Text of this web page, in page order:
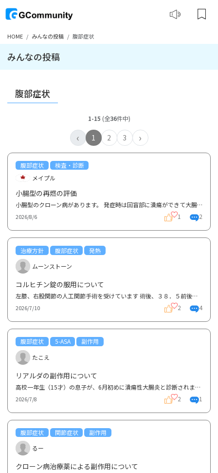
HOME みんなの投稿 腹部症状
みんなの投稿
腹部症状
1-15 (全36件中)
‹ 1 2 3 ›
腹部症状
検査・診断
メイプル
小腸型の再燃の評価
小腸型のクローン病があります。 発症時は回盲部に潰瘍ができて大腸カメラで診断に至りましたが、その...
2026/8/6 1 2
治療方針 腹部症状
発熱
ムーンストーン
コルヒチン錠の服用について
左膝、右股関節の人工関節手術を受けています 術後、３８．５前後の発熱、腹痛があり消化器内科の医師...
2026/7/10 2 4
腹部症状 5-ASA
副作用
たこえ
リアルダの副作用について
高校一年生（15才）の息子が、6月初めに潰瘍性大腸炎と診断されました。腸の左側に炎症があり、血便、腹...
2026/7/8 2 1
腹部症状 関節症状
副作用
るー
クローン病治療薬による副作用について